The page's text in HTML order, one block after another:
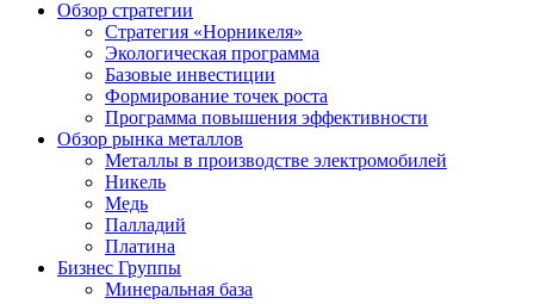
Обзор стратегии
Стратегия «Норникеля»
Экологическая программа
Базовые инвестиции
Формирование точек роста
Программа повышения эффективности
Обзор рынка металлов
Металлы в производстве электромобилей
Никель
Медь
Палладий
Платина
Бизнес Группы
Минеральная база